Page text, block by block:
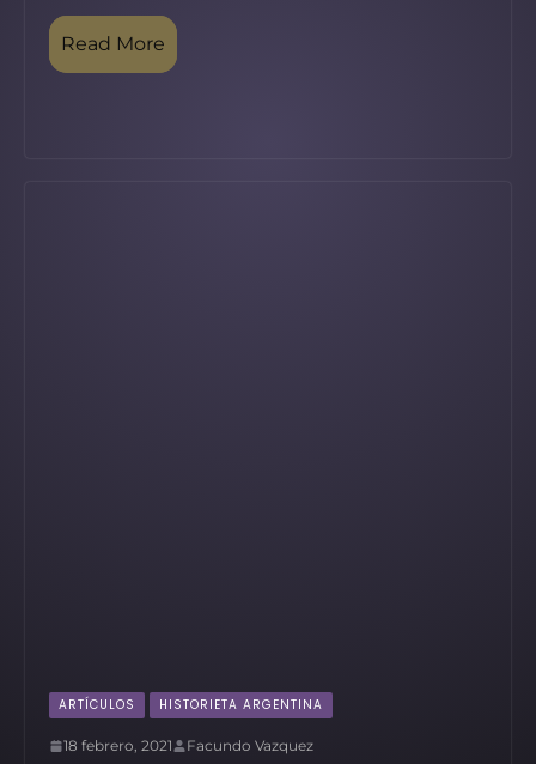
Read More
ARTÍCULOS HISTORIETA ARGENTINA
18 febrero, 2021 Facundo Vazquez